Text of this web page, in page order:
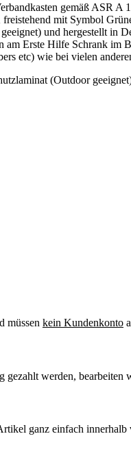
gemäß ASR
mit Symbol
und hergestellt in
am Erste Hilfe Schrank im
etc) wie bei vielen
(Outdoor
müssen kein Kundenkonto
werden,
ganz einfach